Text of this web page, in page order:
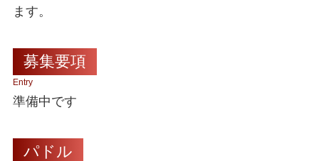
ます。
募集要項
Entry
準備中です
パドル